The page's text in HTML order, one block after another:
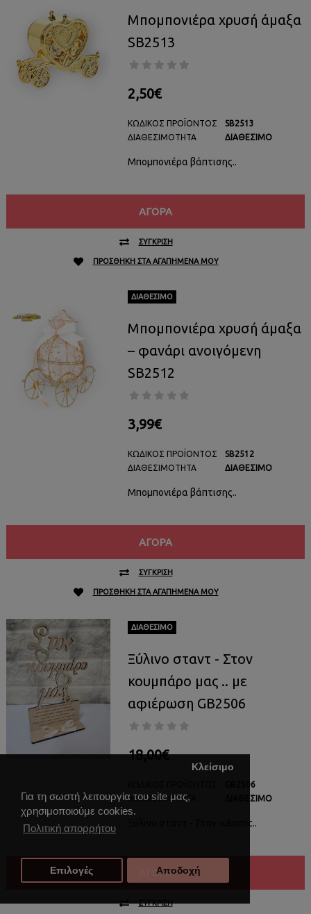
Για τη σωστή λειτουργία του site μας,
χρησιμοποιούμε cookies.
Πολιτική απορρήτου
Κλείσιμο
Επιλογές Αποδοχή
Μπομπονιέρα χρυσή άμαξα
SB2513
2,50€
ΚΩΔΙΚΌΣ ΠΡΟΪΌΝΤΟΣ
ΔΙΑΘΕΣΙΜΌΤΗΤΑ
SB2513
ΔΙΑΘΈΣΙΜΟ
Μπομπονιέρα βάπτισης..
ΑΓΟΡΆ
ΣΎΓΚΡΙΣΗ
ΠΡΟΣΘΉΚΗ ΣΤΑ ΑΓΑΠΗΜΈΝΑ ΜΟΥ
ΔΙΑΘΈΣΙΜΟ
Μπομπονιέρα χρυσή άμαξα
– φανάρι ανοιγόμενη
SB2512
3,99€
ΚΩΔΙΚΌΣ ΠΡΟΪΌΝΤΟΣ
ΔΙΑΘΕΣΙΜΌΤΗΤΑ
SB2512
ΔΙΑΘΈΣΙΜΟ
Μπομπονιέρα βάπτισης..
ΑΓΟΡΆ
ΣΎΓΚΡΙΣΗ
ΠΡΟΣΘΉΚΗ ΣΤΑ ΑΓΑΠΗΜΈΝΑ ΜΟΥ
ΔΙΑΘΈΣΙΜΟ
Ξύλινο σταντ - Στoν
κουμπάρo μας .. με
αφιέρωση GB2506
18,00€
ΔΙΑΘΕΣΙΜΌΤΗΤΑ
GB2506
ΔΙΑΘΈΣΙΜΟ
Ξύλινο σταντ - Στoν κ&omic..
ΑΓΟΡΆ
ΣΎΓΚΡΙΣΗ